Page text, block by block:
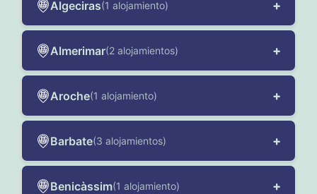
Algeciras(1 alojamiento) +
Almerimar(2 alojamientos) +
Aroche(1 alojamiento) +
Barbate(3 alojamientos) +
Benicàssim(1 alojamiento) +